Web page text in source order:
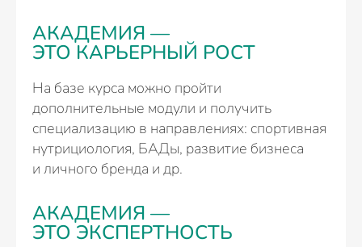
АКАДЕМИЯ —
ЭТО КАРЬЕРНЫЙ РОСТ
На базе курса можно пройти
дополнительные модули и получить
специализацию в направлениях: спортивная
нутрициология, БАДы, развитие бизнеса
и личного бренда и др.
АКАДЕМИЯ —
ЭТО ЭКСПЕРТНОСТЬ